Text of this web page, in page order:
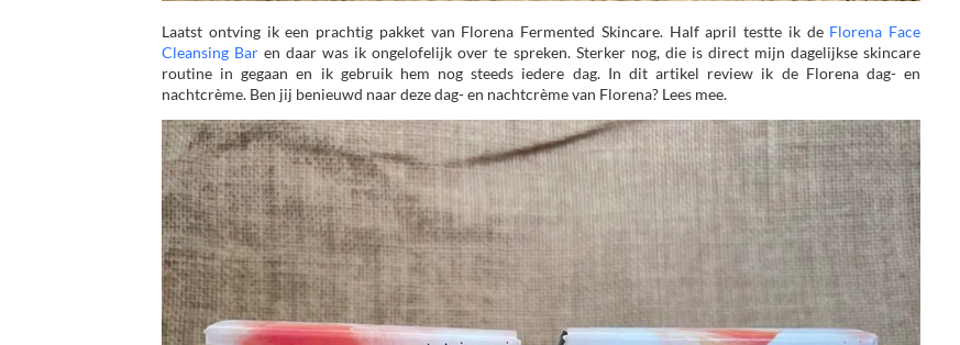
Laatst ontving ik een prachtig pakket van Florena Fermented Skincare. Half april testte ik de Florena Face
Cleansing Bar en daar was ik ongelofelijk over te spreken. Sterker nog, die is direct mijn dagelijkse skincare
routine in gegaan en ik gebruik hem nog steeds iedere dag. In dit artikel review ik de Florena dag- en
nachtcrème. Ben jij benieuwd naar deze dag- en nachtcrème van Florena? Lees mee.